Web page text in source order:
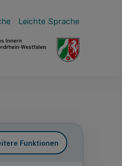
Leichte Sprache
Funktionen